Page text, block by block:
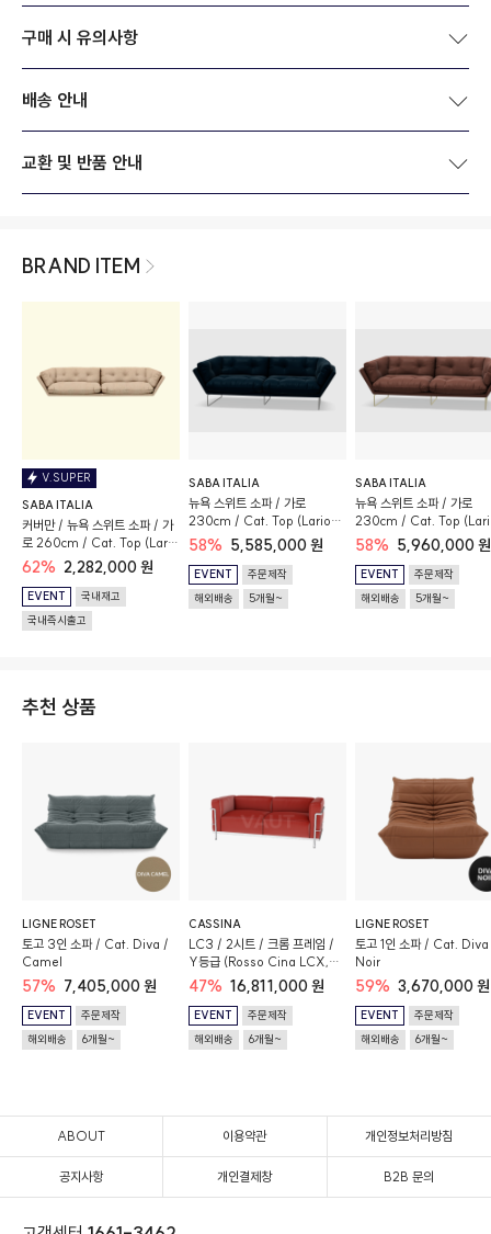
구매 시 유의사항
배송 안내
교환 및 반품 안내
BRAND ITEM
V.SUPER
SABA ITALIA
커버만 / 뉴욕 스위트 소파 / 가
로 260cm / Cat. Top (Lario
Col. 03)
62% 2,282,000 원
EVENT
국내재고
국내즉시출고
SABA ITALIA
뉴욕 스위트 소파 / 가로
230cm / Cat. Top (Lario
54) / 글로시 크롬 프레임
58% 5,585,000 원
EVENT
주문제작
해외배송
5개월~
SABA ITALIA
뉴욕 스위트 소파 / 가로
230cm / Cat. Top
1101) / 새틴 브라스 프레임
58% 5,960,000 원
EVENT
주문제작
해외배송
5개월~
추천 상품
LIGNE ROSET
토고 3인 소파 / Cat. Diva /
Camel
57% 7,405,000 원
EVENT
주문제작
해외배송
6개월~
CASSINA
LC3 / 2시트 / 크롬 프레임 /
Y등급 (Rosso Cina LCX,
13Y421) / 구스폼
47% 16,811,000 원
EVENT
주문제작
해외배송
6개월~
LIGNE ROSET
토고 1인 소파 / Cat.
Noir
59% 3,670,000 원
EVENT
주문제작
해외배송
6개월~
ABOUT 이용약관 개인정보처리방침
공지사항 개인결제창 B2B 문의